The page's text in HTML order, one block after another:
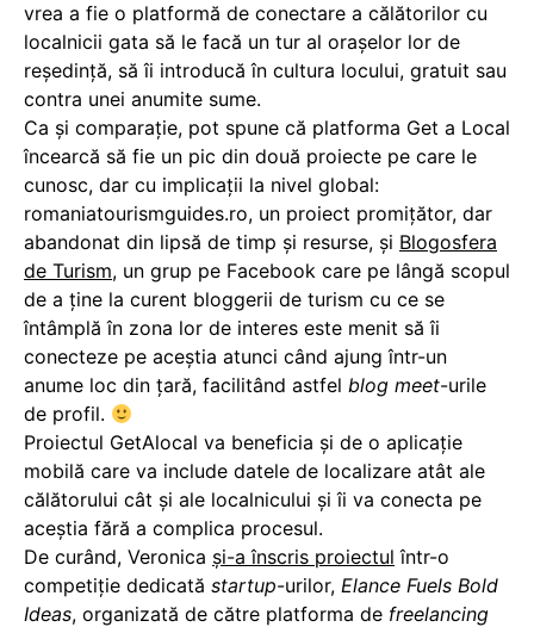
vrea a fie o platformă de conectare a călătorilor cu
localnicii gata să le facă un tur al oraşelor lor de
reşedinţă, să îi introducă în cultura locului, gratuit sau
contra unei anumite sume.
Ca şi comparaţie, pot spune că platforma Get a Local
încearcă să fie un pic din două proiecte pe care le
cunosc, dar cu implicaţii la nivel global:
romaniatourismguides.ro, un proiect promiţător, dar
abandonat din lipsă de timp şi resurse, şi Blogosfera
de Turism, un grup pe Facebook care pe lângă scopul
de a ţine la curent bloggerii de turism cu ce se
întâmplă în zona lor de interes este menit să îi
conecteze pe aceştia atunci când ajung într-un
anume loc din ţară, facilitând astfel blog meet-urile
de profil.
Proiectul GetAlocal va beneficia şi de o aplicaţie
mobilă care va include datele de localizare atât ale
călătorului cât şi ale localnicului şi îi va conecta pe
aceştia fără a complica procesul.
De curând, Veronica şi-a înscris proiectul într-o
competiţie dedicată startup-urilor, Elance Fuels Bold
Ideas, organizată de către platforma de freelancing